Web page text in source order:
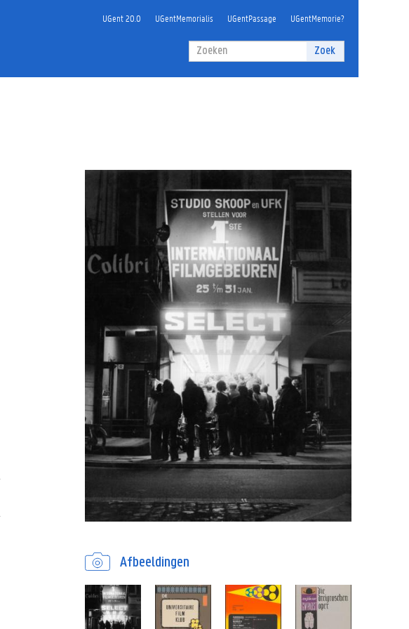
Zoekveld Zoek
Zoeken
UGent 20.0 UGentMemorialis UGentPassage UGentMemorie?
Afbeeldingen